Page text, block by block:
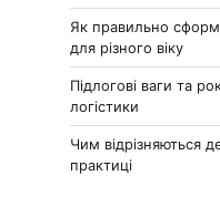
Як правильно
для різного віку
Підлогові ваги та
логістики
Чим відрізняються
практиці